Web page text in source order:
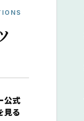
公式
見る